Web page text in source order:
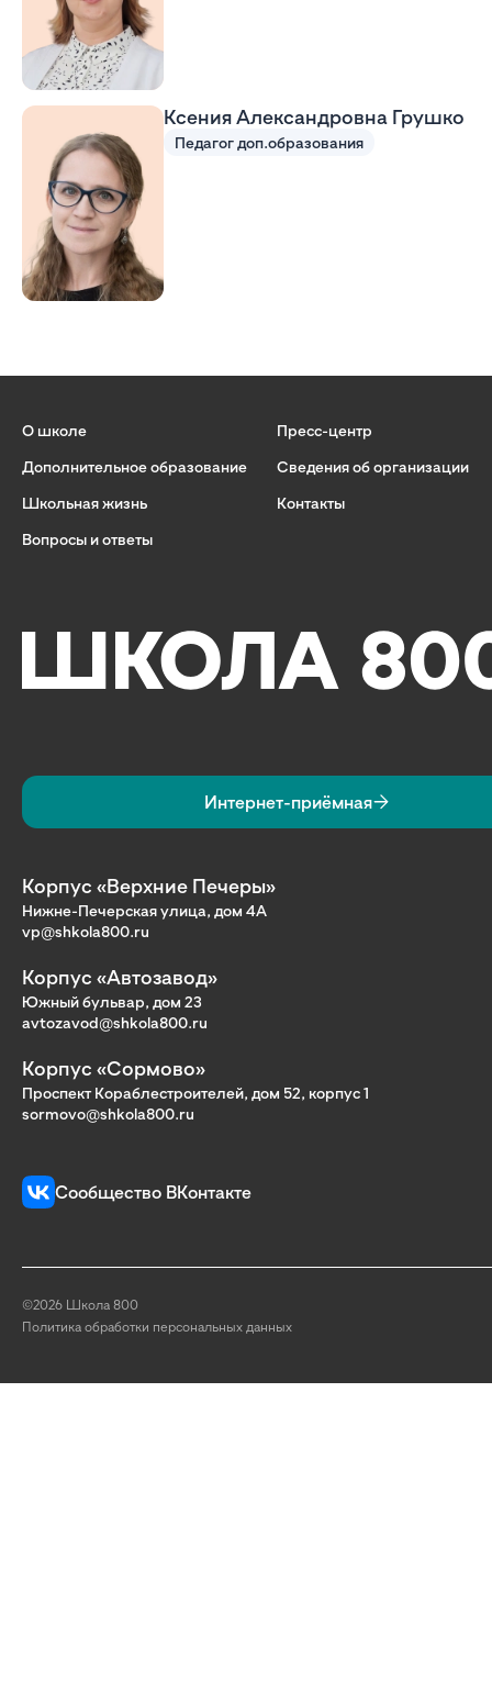
Ксения Александровна Грушко
Педагог доп.образования
О школе
Дополнительное образование
Школьная жизнь
Вопросы и ответы
Пресс-центр
Сведения об организации
Контакты
Интернет-приёмная
Корпус «Верхние Печеры»
Нижне-Печерская улица, дом 4А
vp@shkola800.ru
Корпус «Автозавод»
Южный бульвар, дом 23
avtozavod@shkola800.ru
Корпус «Сормово»
Проспект Кораблестроителей, дом 52, корпус 1
sormovo@shkola800.ru
Сообщество ВКонтакте
©2026 Школа 800
Политика обработки персональных данных